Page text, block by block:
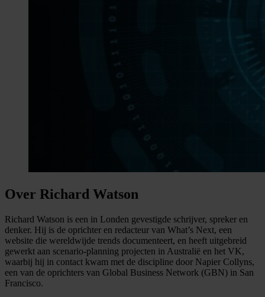
Over Richard Watson
Richard Watson is een in Londen gevestigde schrijver, spreker en
denker. Hij is de oprichter en redacteur van What’s Next, een
website die wereldwijde trends documenteert, en heeft uitgebreid
gewerkt aan scenario-planning projecten in Australië en het VK,
waarbij hij in contact kwam met de discipline door Napier Collyns,
een van de oprichters van Global Business Network (GBN) in San
Francisco.